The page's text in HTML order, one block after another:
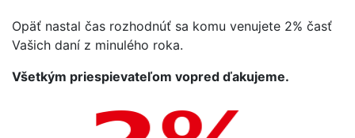
Opäť nastal čas rozhodnúť sa komu venujete 2% časť
Vašich daní z minulého roka.
Všetkým priespievateľom vopred ďakujeme.